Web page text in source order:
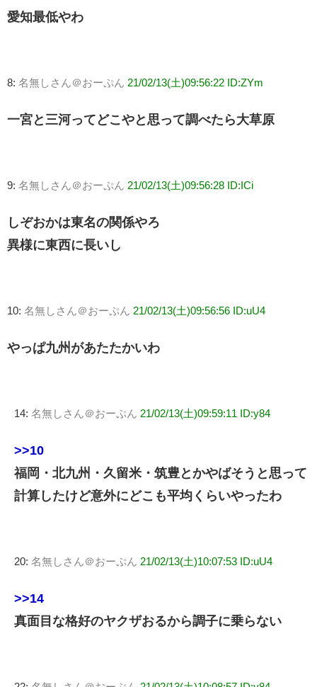
愛知最低やわ
8: 名無しさん＠おーぷん 21/02/13(土)09:56:22 ID:ZYm
一宮と三河ってどこやと思って調べたら大草原
9: 名無しさん＠おーぷん 21/02/13(土)09:56:28 ID:ICi
しぞおかは東名の関係やろ
異様に東西に長いし
10: 名無しさん＠おーぷん 21/02/13(土)09:56:56 ID:uU4
やっぱ九州があたたかいわ
14: 名無しさん＠おーぷん 21/02/13(土)09:59:11 ID:y84
>>10
福岡・北九州・久留米・筑豊とかやばそうと思って
計算したけど意外にどこも平均くらいやったわ
20: 名無しさん＠おーぷん 21/02/13(土)10:07:53 ID:uU4
>>14
真面目な格好のヤクザおるから調子に乗らない